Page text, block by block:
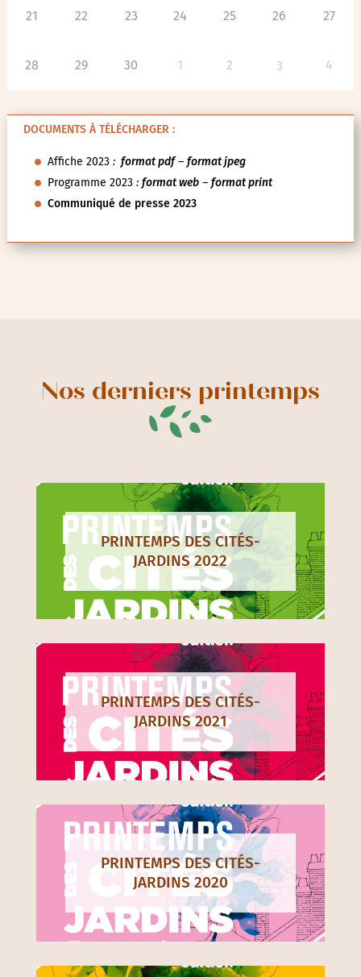
21 22 23 24 25 26 27
28 29 30 1 2 3 4
DOCUMENTS À TÉLÉCHARGER :
Affiche 2023: format pdf– format jpeg
Programme 2023 : format web– format print
Communiqué de presse 2023
Nos derniers printemps
PRINTEMPS DES CITÉS-
JARDINS 2022
PRINTEMPS DES CITÉS-
JARDINS 2021
PRINTEMPS DES CITÉS-
JARDINS 2020